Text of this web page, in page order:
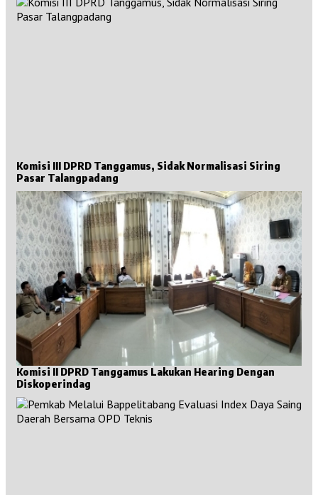
Komisi III DPRD Tanggamus, Sidak Normalisasi Siring
Pasar Talangpadang
Komisi II DPRD Tanggamus Lakukan Hearing Dengan
Diskoperindag